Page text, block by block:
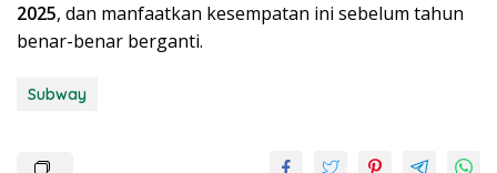
2025, dan manfaatkan kesempatan ini sebelum tahun
benar-benar berganti.
Subway